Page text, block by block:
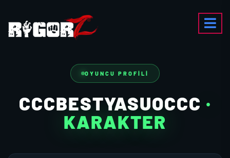
OYUNCU PROFILI
CCCBESTYASUOCCC ·
KARAKTER